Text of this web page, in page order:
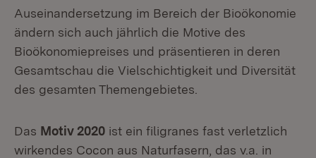
Auseinandersetzung im Bereich der Bioökonomie
ändern sich auch jährlich die Motive des
Bioökonomiepreises und präsentieren in deren
Gesamtschau die Vielschichtigkeit und Diversität
des gesamten Themengebietes.
Das Motiv 2020 ist ein filigranes fast verletzlich
wirkendes Cocon aus Naturfasern, das v.a. in